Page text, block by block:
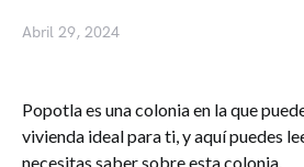
Abril 29, 2024
Popotla es una colonia en la que
vivienda ideal para ti, y aquí puedes
necesitas saber sobre esta colonia.